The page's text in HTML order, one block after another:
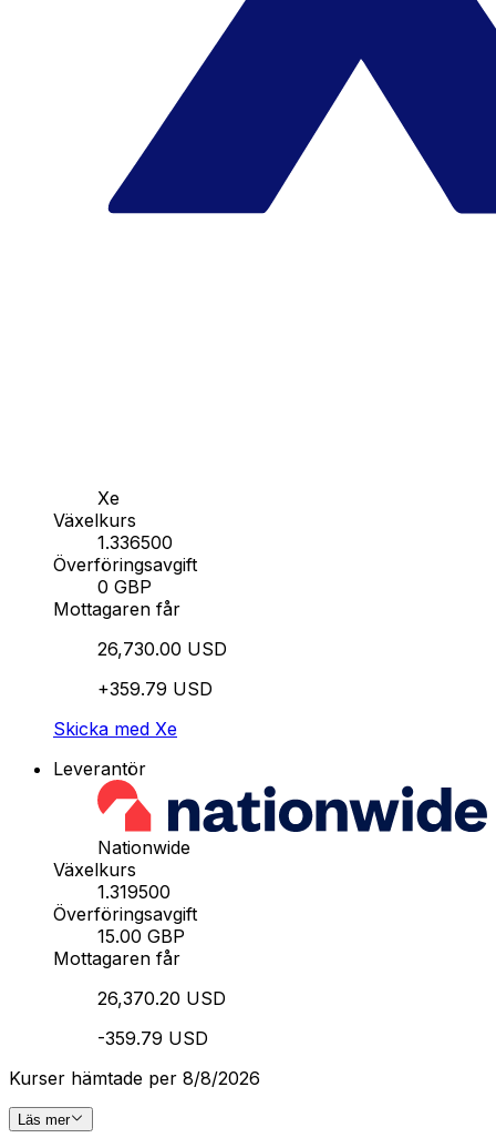
Xe
Växelkurs
1.336500
Överföringsavgift
0 GBP
Mottagaren får
26,730.00 USD
+359.79 USD
Skicka med Xe
Leverantör
Nationwide
Växelkurs
1.319500
Överföringsavgift
15.00 GBP
Mottagaren får
26,370.20 USD
-359.79 USD
Kurser hämtade per 8/8/2026
Läs mer